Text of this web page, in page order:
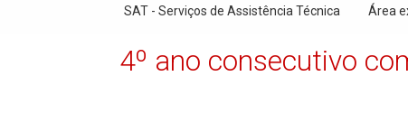
SAT - Serviços de Assistência Técnica Área
4º ano consecutivo